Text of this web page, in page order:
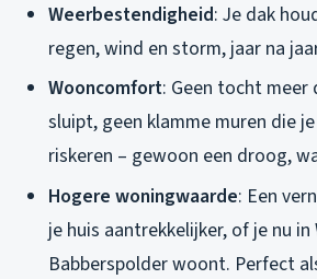
Weerbestendigheid: Je dak
regen, wind en storm, jaar na
Wooncomfort: Geen tocht meer
sluipt, geen klamme muren die
riskeren – gewoon een droog,
Hogere woningwaarde: Een
je huis aantrekkelijker, of je nu
Babberspolder woont. Perfect